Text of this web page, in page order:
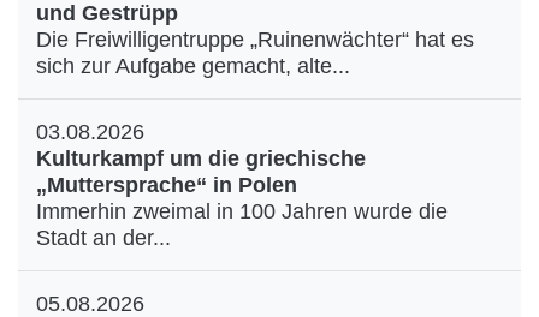
und Gestrüpp
Die Freiwilligentruppe „Ruinenwächter“ hat es
sich zur Aufgabe gemacht, alte...
03.08.2026
Kulturkampf um die griechische
„Muttersprache“ in Polen
Immerhin zweimal in 100 Jahren wurde die
Stadt an der...
05.08.2026